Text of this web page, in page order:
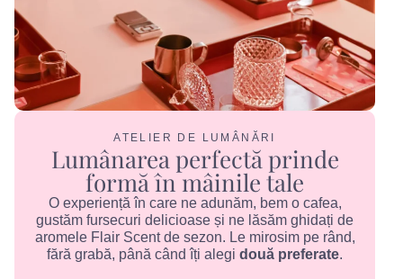
ATELIER DE LUMÂNĂRI
Lumânarea perfectă prinde
formă în mâinile tale
O experiență în care ne adunăm, bem o cafea,
gustăm fursecuri delicioase și ne lăsăm ghidați de
aromele Flair Scent de sezon. Le mirosim pe rând,
fără grabă, până când îți alegi două preferate.